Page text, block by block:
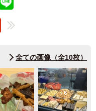
全ての画像（全10枚）
6